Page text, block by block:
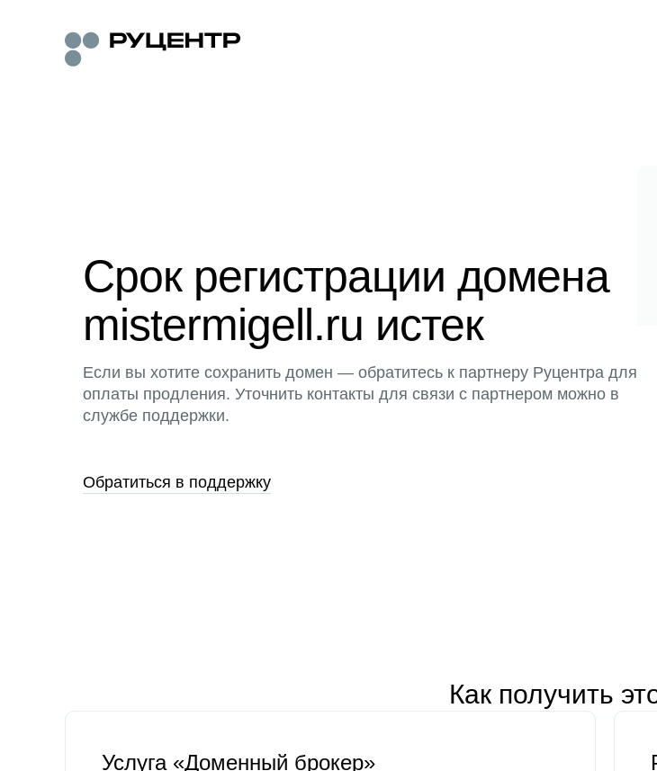
Срок регистрации домена
mistermigell.ru истек
Если вы хотите сохранить домен — обратитесь к партнеру Руцентра для
оплаты продления. Уточнить контакты для связи с партнером можно в
службе поддержки.
Обратиться в поддержку
Как получить
Услуга «Доменный брокер»